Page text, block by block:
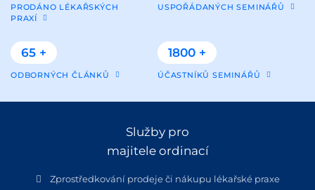
PRODÁNO LÉKAŘSKÝCH
PRAXÍ
USPOŘÁDANÝCH SEMINÁŘŮ
65 +
ODBORNÝCH ČLÁNKŮ
1800 +
ÚČASTNÍKŮ SEMINÁŘŮ
Služby pro
majitele ordinací
Zprostředkování prodeje či nákupu lékařské praxe